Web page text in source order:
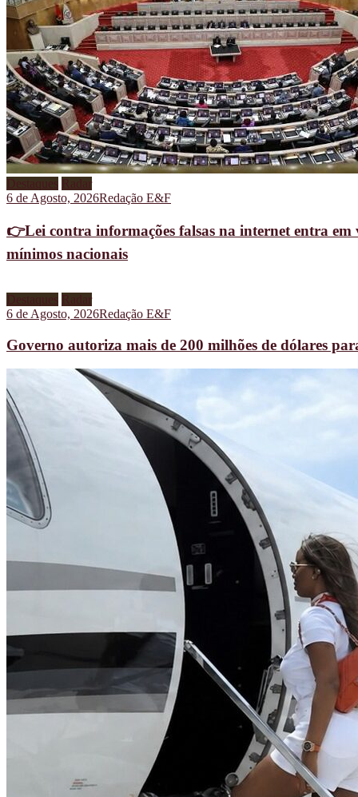
Destaques Radar
6 de Agosto, 2026Redação E&F
👉Lei contra informações falsas na internet entra
mínimos nacionais
Destaques Radar
6 de Agosto, 2026Redação E&F
Governo autoriza mais de 200 milhões de dólares